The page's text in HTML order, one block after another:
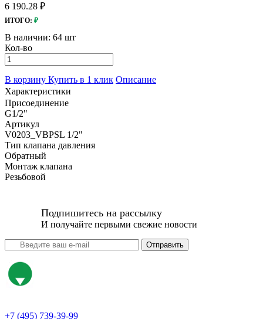
6 190.28 ₽
ИТОГО: ₽
В наличии: 64 шт
Кол-во
В корзину Купить в 1 клик Описание
Характеристики
Присоединение
G1/2"
Артикул
V0203_VBPSL 1/2"
Тип клапана давления
Обратный
Монтаж клапана
Резьбовой
Подпишитесь на рассылку
И получайте первыми свежие новости
Отправить
+7 (495) 739-39-99